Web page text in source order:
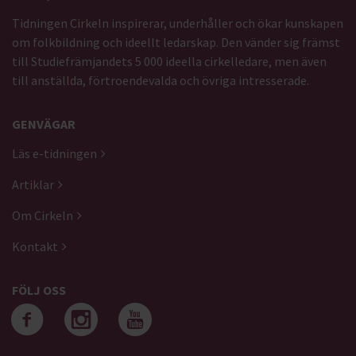
Tidningen Cirkeln inspirerar, underhåller och ökar kunskapen
om folkbildning och ideellt ledarskap. Den vänder sig främst
till Studiefrämjandets 5 000 ideella cirkelledare, men även
till anställda, förtroendevalda och övriga intresserade.
GENVÄGAR
Läs e-tidningen
Artiklar
Om Cirkeln
Kontakt
FÖLJ OSS
Följ oss på facebook
Följ oss på
Följ oss på